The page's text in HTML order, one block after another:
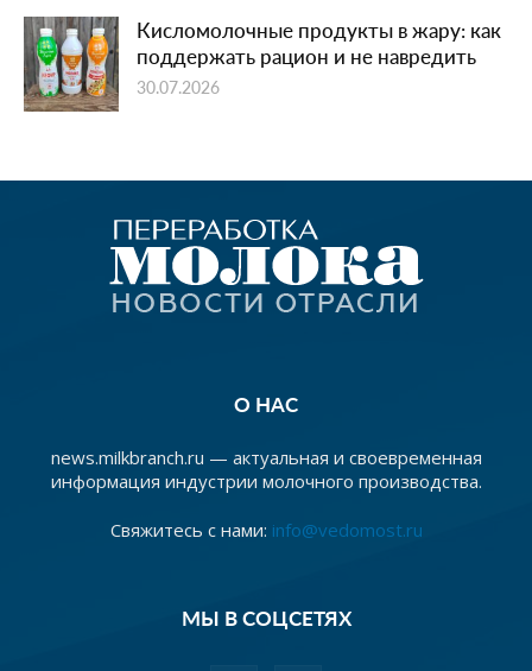
Кисломолочные продукты в жару: как
поддержать рацион и не навредить
30.07.2026
О НАС
news.milkbranch.ru — актуальная и своевременная
информация индустрии молочного производства.
Свяжитесь с нами: info@vedomost.ru
МЫ В СОЦСЕТЯХ